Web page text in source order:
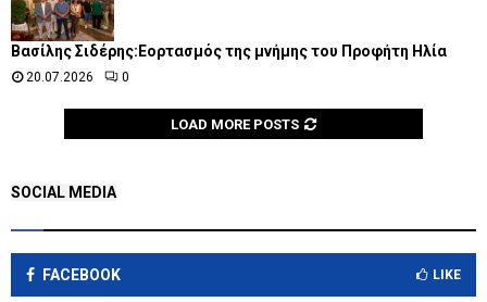
Βασίλης Σιδέρης:Εορτασμός της μνήμης του Προφήτη Ηλία
20.07.2026 0
LOAD MORE POSTS
SOCIAL MEDIA
FACEBOOK LIKE